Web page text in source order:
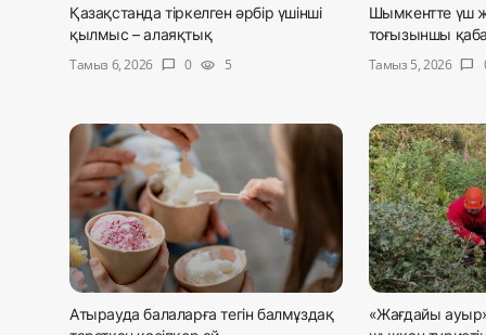
Қазақстанда тіркелген әрбір үшінші
қылмыс – алаяқтық
Тамыз 6, 2026
chat_bubble 0 visibility 5
Шымкентте үш
тоғызыншы
Тамыз 5, 2026
chat_bubble
Атырауда балаларға тегін балмұздақ
«Жағдайы